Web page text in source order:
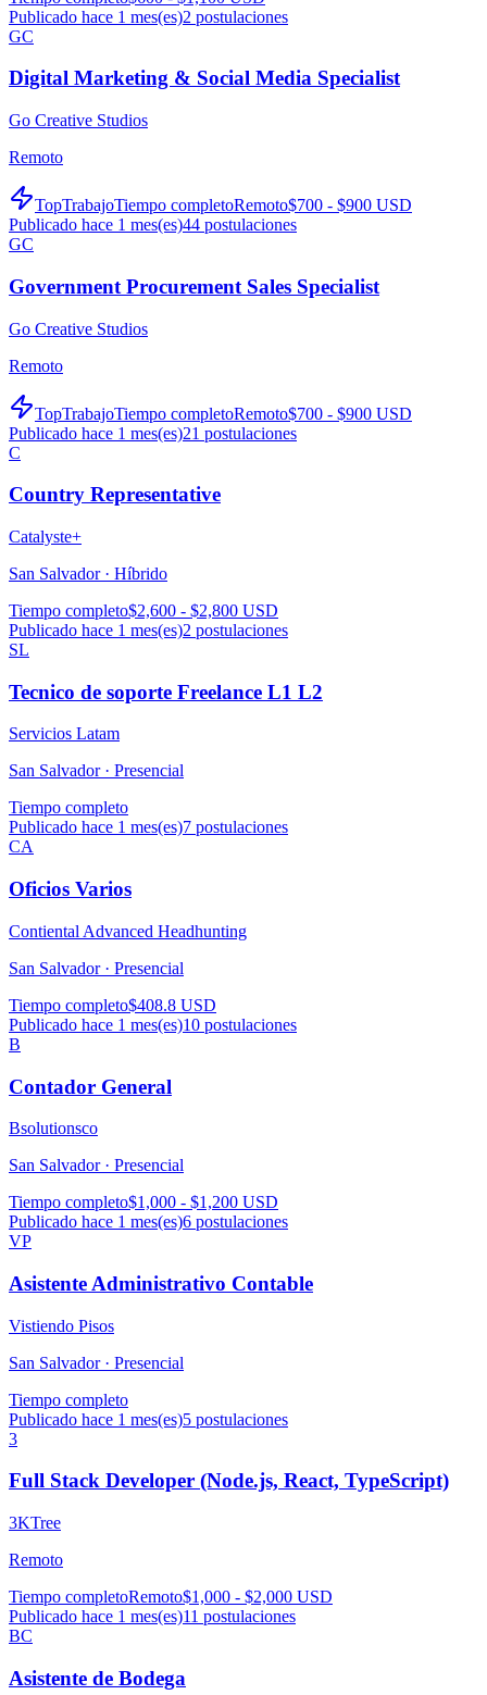
Publicado hace 1 mes(es)2 postulaciones
GC
Digital Marketing & Social Media Specialist
Go Creative Studios
Remoto
TopTrabajoTiempo completoRemoto$700 - $900 USD
Publicado hace 1 mes(es)44 postulaciones
GC
Government Procurement Sales Specialist
Go Creative Studios
Remoto
TopTrabajoTiempo completoRemoto$700 - $900 USD
Publicado hace 1 mes(es)21 postulaciones
C
Country Representative
Catalyste+
San Salvador · Híbrido
Tiempo completo$2,600 - $2,800 USD
Publicado hace 1 mes(es)2 postulaciones
SL
Tecnico de soporte Freelance L1 L2
Servicios Latam
San Salvador · Presencial
Tiempo completo
Publicado hace 1 mes(es)7 postulaciones
CA
Oficios Varios
Contiental Advanced Headhunting
San Salvador · Presencial
Tiempo completo$408.8 USD
Publicado hace 1 mes(es)10 postulaciones
B
Contador General
Bsolutionsco
San Salvador · Presencial
Tiempo completo$1,000 - $1,200 USD
Publicado hace 1 mes(es)6 postulaciones
VP
Asistente Administrativo Contable
Vistiendo Pisos
San Salvador · Presencial
Tiempo completo
Publicado hace 1 mes(es)5 postulaciones
3
Full Stack Developer (Node.js, React, TypeScript)
3KTree
Remoto
Tiempo completoRemoto$1,000 - $2,000 USD
Publicado hace 1 mes(es)11 postulaciones
BC
Asistente de Bodega